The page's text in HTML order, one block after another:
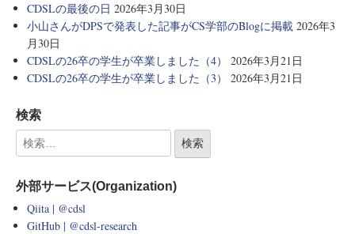
CDSLの最後の日 2026年3月30日
小山さんがDPSで発表した記事がCS学部のBlogに掲載 2026年3
月30日
CDSLの26卒の学生が卒業しました（4）
2026年3月21日
CDSLの26卒の学生が卒業しました（3）
2026年3月21日
検索
外部サービス(Organization)
Qiita | @cdsl
GitHub | @cdsl-research